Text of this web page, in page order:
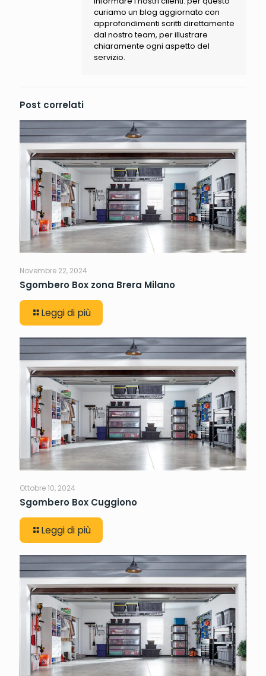
curiamo un blog aggiornato con
approfondimenti scritti direttamente
dal nostro team, per illustrare
chiaramente ogni aspetto del
servizio.
Post correlati
Novembre 22, 2024
Sgombero Box zona Brera Milano
Leggi di più
Ottobre 10, 2024
Sgombero Box Cuggiono
Leggi di più